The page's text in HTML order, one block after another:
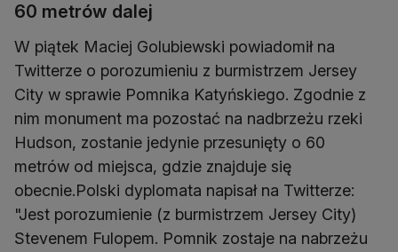
60 metrów dalej
W piątek Maciej Golubiewski powiadomił na
Twitterze o porozumieniu z burmistrzem Jersey
City w sprawie Pomnika Katyńskiego. Zgodnie z
nim monument ma pozostać na nadbrzeżu rzeki
Hudson, zostanie jedynie przesunięty o 60
metrów od miejsca, gdzie znajduje się
obecnie.Polski dyplomata napisał na Twitterze:
"Jest porozumienie (z burmistrzem Jersey City)
Stevenem Fulopem. Pomnik zostaje na nabrzeżu